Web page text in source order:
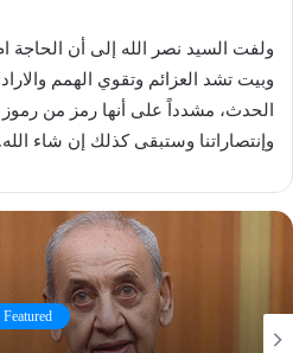
ولفت السيد نصر الله إلى أن
وبيت تشد العزائم وتقوي الهمم
الحدث، مشدداً على أنها رمز من رموز
وإنتصاراتنا وستبقى كذلك إن شاء الله.
Featured